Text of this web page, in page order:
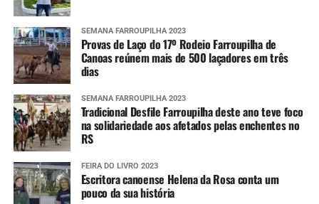
SEMANA FARROUPILHA 2023
Provas de Laço do 17º Rodeio Farroupilha de
Canoas reúnem mais de 500 laçadores em três
dias
SEMANA FARROUPILHA 2023
Tradicional Desfile Farroupilha deste ano teve foco
na solidariedade aos afetados pelas enchentes no
RS
FEIRA DO LIVRO 2023
Escritora canoense Helena da Rosa conta um
pouco da sua história